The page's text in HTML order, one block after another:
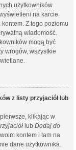
użytkowników
na karcie
Z tego poziomu
wiadomość.
mogą być
wrogów, wszystkie
z listy przyjaciół lub
klikając w
lub Dodaj do
kontem i tam na
dane użytkownika.